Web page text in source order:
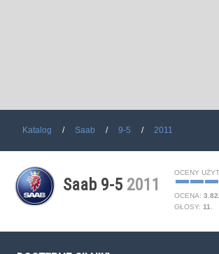
Katalog Saab 9-5 2011
Saab 9-5 2011
OCENY
OCENA: 3.82
GŁOSY: 11